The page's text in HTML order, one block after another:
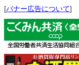
[バナー広告について]